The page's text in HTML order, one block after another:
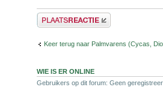
Plaats een reactie
Keer terug naar Palmvarens (Cycas,
WIE IS ER ONLINE
Gebruikers op dit forum: Geen